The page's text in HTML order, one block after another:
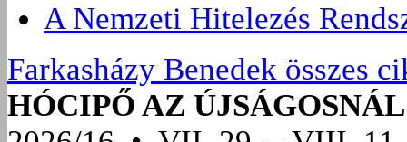
A Nemzeti Hitelezés
Farkasházy Benedek összes
HÓCIPŐ AZ ÚJSÁGOSNÁL